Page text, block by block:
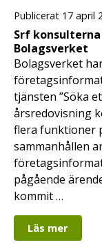
Publicerat 17 april
Srf
Bolagsverket
Bolagsverket
tjänsten ”Söka
årsredovisning
flera funktioner
sammanhållen
pågående
kommit …
Läs mer